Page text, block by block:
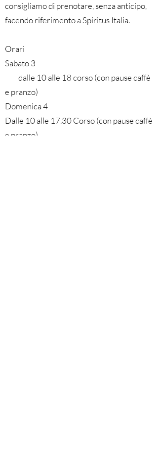
consigliamo di prenotare, senza anticipo,
facendo riferimento a Spiritus Italia.
Orari
Sabato 3
dalle 10 alle 18 corso (con pause caffè
e pranzo)
Domenica 4
Dalle 10 alle 17.30 Corso (con pause caffè
e pranzo)